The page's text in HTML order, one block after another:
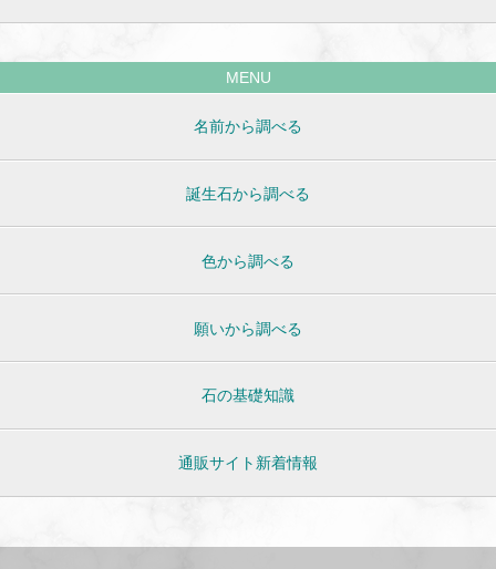
MENU
名前から調べる
誕生石から調べる
色から調べる
願いから調べる
石の基礎知識
通販サイト新着情報